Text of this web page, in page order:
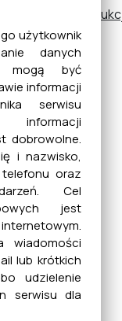
użytkownik
danych
mogą być
informacji
serwisu
informacji
dobrowolne.
i nazwisko,
oraz
Cel
jest
wiadomości
lub krótkich
udzielenie
serwisu dla